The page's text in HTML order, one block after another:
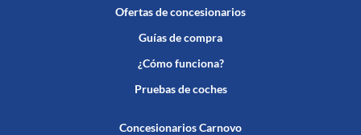
Ofertas de concesionarios
Guías de compra
¿Cómo funciona?
Pruebas de coches
Concesionarios Carnovo